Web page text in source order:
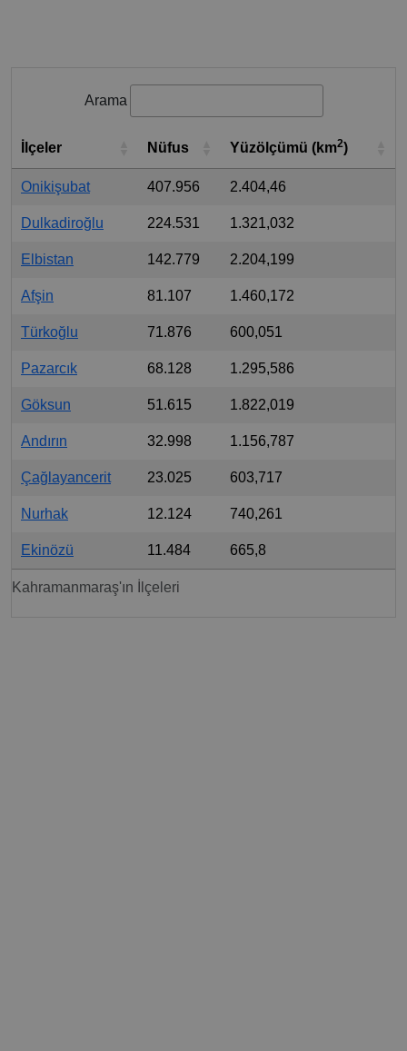
Arama
Kahramanmaraş'ın İlçeleri
İlçeler Nüfus Yüzölçümü (km2)
Onikişubat 407.956 2.404,46
Dulkadiroğlu 224.531 1.321,032
Elbistan 142.779 2.204,199
Afşin 81.107 1.460,172
Türkoğlu 71.876 600,051
Pazarcık 68.128 1.295,586
Göksun 51.615 1.822,019
Andırın 32.998 1.156,787
Çağlayancerit 23.025 603,717
Nurhak 12.124 740,261
Ekinözü 11.484 665,8